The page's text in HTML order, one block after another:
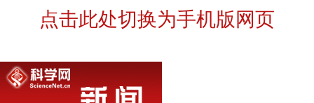
点击此处切换为手机版网页